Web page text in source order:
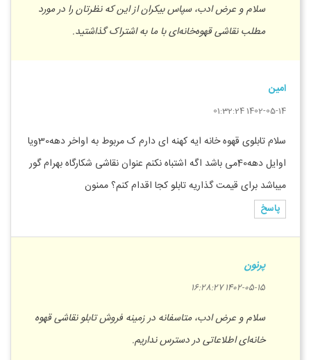
سلام و عرض ادب، سپاس بیکران از این که نظرتان را در مورد
مطلب نقاشی قهوه‌خانه‌ای با ما به اشتراک گذاشتید.
امین
1402-05-14 01:32:24
سلام تابلوی قهوه خانه ایه کهنه ای دارم ک مربوط به اواخر دهه30ویا
اوایل دهه40می باشد اگه اشتباه نکنم عنوان نقاشی شکارگاه بهرام گور
میباشد برای قیمت گذاریه تابلو کجا اقدام کنم؟ ممنون
پاسخ
پرنون
1402-05-15 16:28:27
سلام و عرض ادب، متاسفانه در زمینه فروش تابلو نقاشی قهوه
خانه‌ای اطلاعاتی در دسترس نداریم.